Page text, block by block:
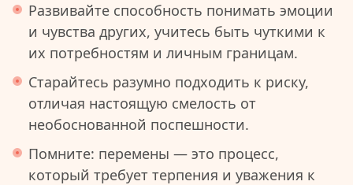
Развивайте способность понимать эмоции
и чувства других, учитесь быть чуткими к
их потребностям и личным границам.
Старайтесь разумно подходить к риску,
отличая настоящую смелость от
необоснованной поспешности.
Помните: перемены — это процесс,
который требует терпения и уважения к